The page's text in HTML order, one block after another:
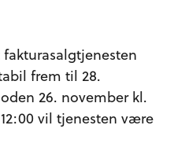
frem til 28.
26. november kl.
vil tjenesten være